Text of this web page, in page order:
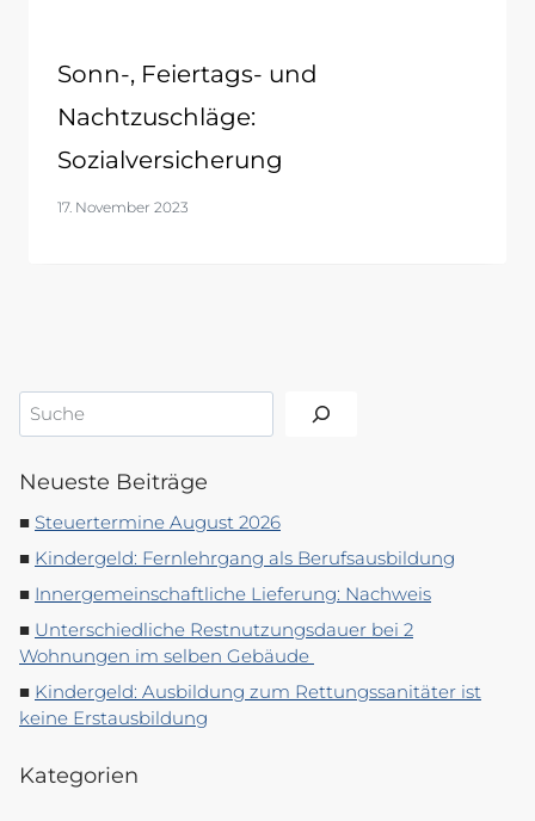
Sonn-, Feiertags- und
Nachtzuschläge:
Sozialversicherung
17. November 2023
Suchen
Neueste Beiträge
Steuertermine August 2026
Kindergeld: Fernlehrgang als Berufsausbildung
Innergemeinschaftliche Lieferung: Nachweis
Unterschiedliche Restnutzungsdauer bei 2
Wohnungen im selben Gebäude
Kindergeld: Ausbildung zum Rettungssanitäter ist
keine Erstausbildung
Kategorien